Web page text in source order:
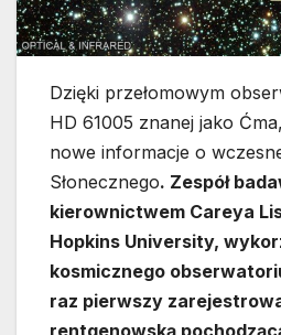
Dzięki przełomowym
HD 61005 znanej jako
nowe informacje o
Słonecznego. Zespół
kierownictwem Careya
Hopkins University,
kosmicznego
raz pierwszy
rentgenowską